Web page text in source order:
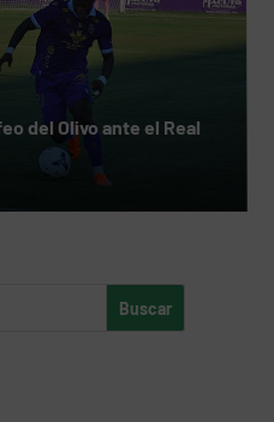
del Olivo ante el Real